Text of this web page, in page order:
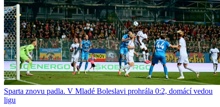
Sparta znovu padla. V Mladé Boleslavi prohrála 0:2, domácí vedou
ligu